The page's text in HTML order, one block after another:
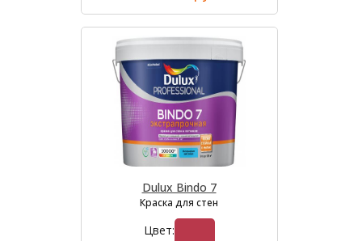
Dulux Bindo 7
Краска для стен
Цвет: